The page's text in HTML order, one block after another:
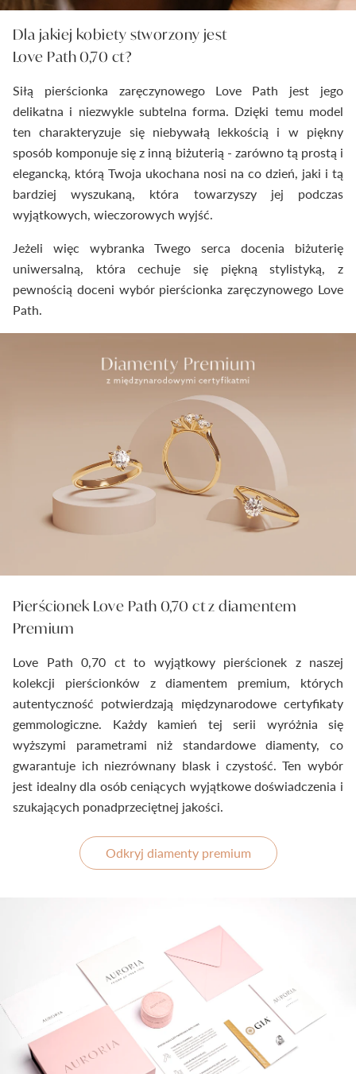
Dla jakiej kobiety stworzony jest
Love Path 0,70 ct?
Siłą pierścionka zaręczynowego Love Path jest jego
delikatna i niezwykle subtelna forma. Dzięki temu model
ten charakteryzuje się niebywałą lekkością i w piękny
sposób komponuje się z inną biżuterią - zarówno tą prostą i
elegancką, którą Twoja ukochana nosi na co dzień, jaki i tą
bardziej wyszukaną, która towarzyszy jej podczas
wyjątkowych, wieczorowych wyjść.
Jeżeli więc wybranka Twego serca docenia biżuterię
uniwersalną, która cechuje się piękną stylistyką, z
pewnością doceni wybór pierścionka zaręczynowego Love
Path.
Pierścionek Love Path 0,70 ct z diamentem
Premium
Love Path 0,70 ct to wyjątkowy pierścionek z naszej
kolekcji pierścionków z diamentem premium, których
autentyczność potwierdzają międzynarodowe certyfikaty
gemmologiczne. Każdy kamień tej serii wyróżnia się
wyższymi parametrami niż standardowe diamenty, co
gwarantuje ich niezrównany blask i czystość. Ten wybór
jest idealny dla osób ceniących wyjątkowe doświadczenia i
szukających ponadprzeciętnej jakości.
Odkryj diamenty premium